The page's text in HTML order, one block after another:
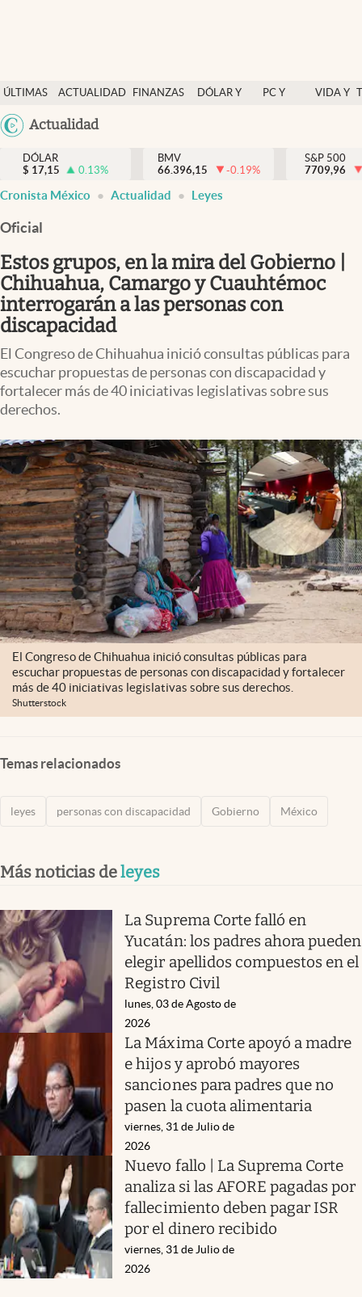
ÚLTIMAS
NOTICIAS
ACTUALIDAD
FINANZAS
DÓLAR Y
PC Y
VIDA Y
México
Actualidad
Actualidad
Finanzas y economía
Dólar y mercados
Pc y celular
Vida y estilo
Clima
Espiritualidad
abre en nueva pestaña
México
DÓLAR
$ 17,15 0.13%
BMV
66.396,15
-0.19%
S&P 500
7709,96
Cronista México Actualidad Leyes
Oficial
Estos grupos, en la mira del Gobierno |
Chihuahua, Camargo y Cuauhtémoc
interrogarán a las personas con
discapacidad
El Congreso de Chihuahua inició consultas públicas para
escuchar propuestas de personas con discapacidad y
fortalecer más de 40 iniciativas legislativas sobre sus
derechos.
El Congreso de Chihuahua inició consultas públicas para
escuchar propuestas de personas con discapacidad y fortalecer
más de 40 iniciativas legislativas sobre sus derechos.
Shutterstock
Temas relacionados
leyes personas con discapacidad Gobierno México
Más noticias deleyes
La Suprema Corte falló en
Yucatán: los padres ahora pueden
elegir apellidos compuestos en el
Registro Civil
lunes, 03 de Agosto de
2026
La Máxima Corte apoyó a madre
e hijos y aprobó mayores
sanciones para padres que no
pasen la cuota alimentaria
viernes, 31 de Julio de
2026
Nuevo fallo | La Suprema Corte
analiza si las AFORE pagadas por
fallecimiento deben pagar ISR
por el dinero recibido
viernes, 31 de Julio de
2026